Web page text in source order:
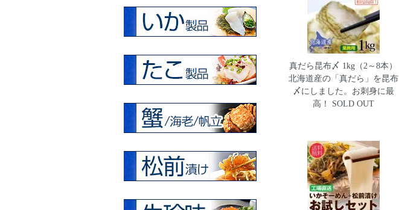
真だら昆布〆 1kg（2～8本）
北海道産の「真だら」を昆布
〆にしました。お刺身に最
高！ SOLD OUT